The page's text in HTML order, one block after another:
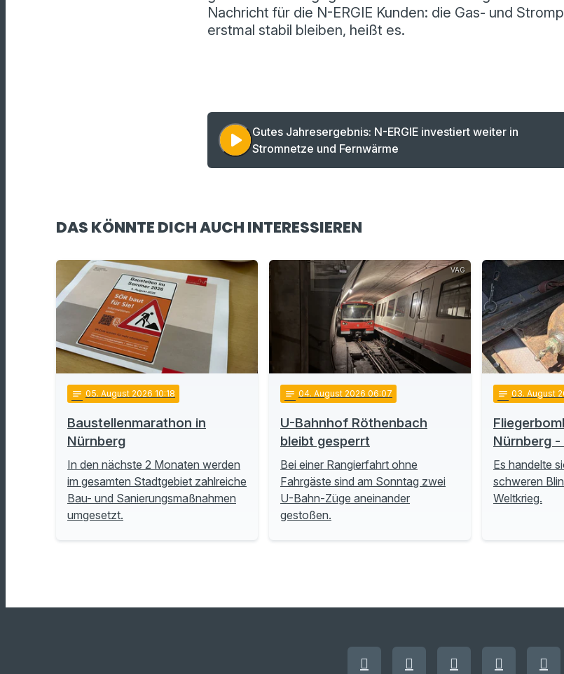
Nachricht für die N-ERGIE Kunden: die Gas- und
erstmal stabil bleiben, heißt es.
play_arrow
Gutes Jahresergebnis: N-ERGIE investiert weiter in
Stromnetze und Fernwärme
DAS KÖNNTE DICH AUCH INTERESSIEREN
notes 05. August 2026 10:18
Baustellenmarathon in
Nürnberg
In den nächste 2 Monaten werden
im gesamten Stadtgebiet zahlreiche
Bau- und Sanierungsmaßnahmen
umgesetzt.
VAG
notes 04. August 2026 06:07
U-Bahnhof Röthenbach
bleibt gesperrt
Bei einer Rangierfahrt ohne
Fahrgäste sind am Sonntag zwei
U-Bahn-Züge aneinander
gestoßen.
notes 03. August
Nürnberg
Es handelte
schweren
Weltkrieg.